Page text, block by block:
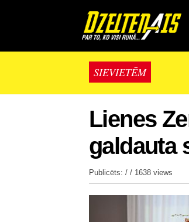
SIEVIETĒM
Lienes
galdauta
Publicēts: / / 1638 views